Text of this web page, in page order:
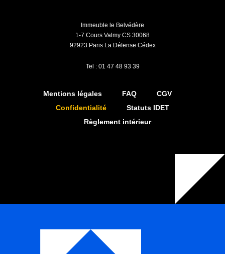
Immeuble le Belvédère
1-7 Cours Valmy CS 30068
92923 Paris La Défense Cédex
Tel : 01 47 48 93 39
Mentions légales FAQ
CGV
Confidentialité
Statuts IDET
Règlement intérieur